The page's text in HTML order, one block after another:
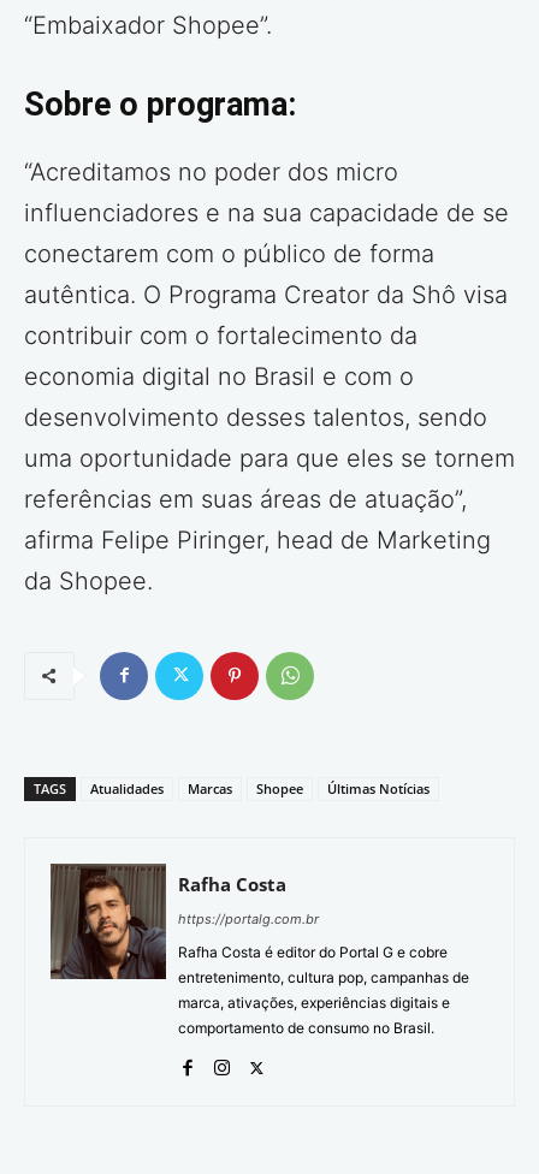
“Embaixador Shopee”.
Sobre o programa:
“Acreditamos no poder dos micro
influenciadores e na sua capacidade de se
conectarem com o público de forma
autêntica. O Programa Creator da Shô visa
contribuir com o fortalecimento da
economia digital no Brasil e com o
desenvolvimento desses talentos, sendo
uma oportunidade para que eles se tornem
referências em suas áreas de atuação”,
afirma Felipe Piringer, head de Marketing
da Shopee.
TAGS Atualidades Marcas Shopee Últimas Notícias
Rafha Costa
https://portalg.com.br
Rafha Costa é editor do Portal G e cobre
entretenimento, cultura pop, campanhas de
marca, ativações, experiências digitais e
comportamento de consumo no Brasil.